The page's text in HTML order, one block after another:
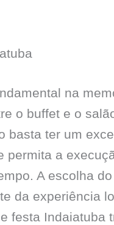
na
o buffet e o
basta ter um
permita a
A escolha
da experiência
festa Indaiatuba